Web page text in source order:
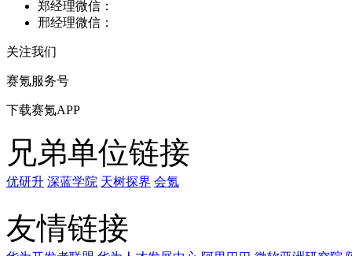
郑经理微信：
邢经理微信：
关注我们
赛氪服务号
下载赛氪APP
兄弟单位链接
优研升 深蓝学院 天树探界 会氪
友情链接